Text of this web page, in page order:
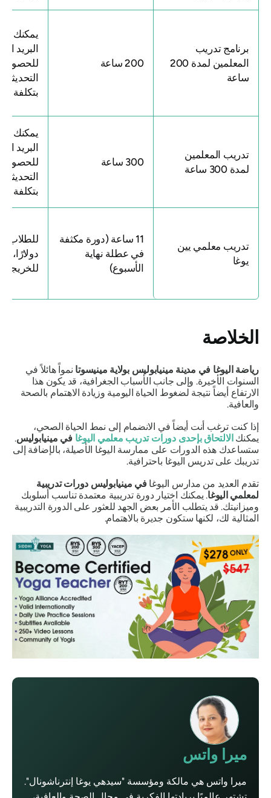
برنامج تدريب
المعلمين لمدة 200
ساعة
200 ساعة
يمكنك
البريد
للحصول
التحديثات
بتكلفة
تدريب المعلمين
لمدة 300 ساعة
300 ساعة
يمكنك
البريد
للحصول
التحديثات
بتكلفة
تدريب معلمي يين
يوغا
11 ساعة (دورة مكثفة
في عطلة نهاية
الأسبوع)
للطلاب
دولارًا،
للخريجين:
الخلاصة
رياضة اليوغا في مدينة مينيابوليس بولاية مينيسوتانمواً هائلاً في
السنوات الأخيرة. وإلى جانب الأسباب الجغرافية، قد يكون هذا
الارتفاع أيضاً نتيجة لضغوط الحياة اليومية وزيادة الاهتمام بالصحة
والعافية.
إذا كنت ترغب أنت أيضاً في الانضمام إلى نمط الحياة الصحي،
يمكنكالالتحاق بإحدىدورات تدريب معلمي اليوغافي مينيابوليس.
ستساعدك هذه الدورات على ممارسة اليوغا الأصيلة، بالإضافة إلى
تدريبك على تدريس اليوغا باحترافية.
تقدم العديد من مدارس اليوغافي مينيابوليس دورات تدريبية
لمعلمي اليوغا. يمكنك اختيار دورة تدريبية معتمدة تناسب أسلوبك
وميزانيتك. قد يتطلب الأمر بعض الجهد للعثور على الدورة التدريبية
المثالية لك، لكنها ستكون جديرة بالاهتمام.
ميرا واتس
ميرا واتس هي مالكة ومؤسسة "سيدهي يوغا إنترناشونال".